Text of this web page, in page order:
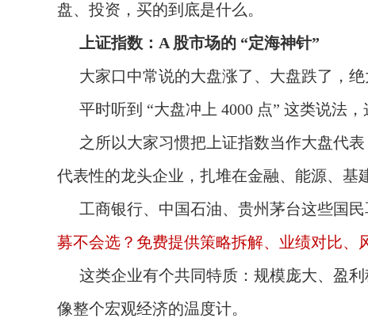
盘、投资，买的到底是什么。
上证指数：A 股市场的 “定海神针”
大家口中常说的大盘涨了、大盘跌了，
平时听到 “大盘冲上 4000 点” 这类说法
之所以大家习惯把上证指数当作大盘代
代表性的龙头企业，扎堆在金融、能源、基
工商银行、中国石油、贵州茅台这些国
募不会选？免费提供策略拆解、业绩对比、
这类企业有个共同特质：规模庞大、盈
像整个宏观经济的温度计。